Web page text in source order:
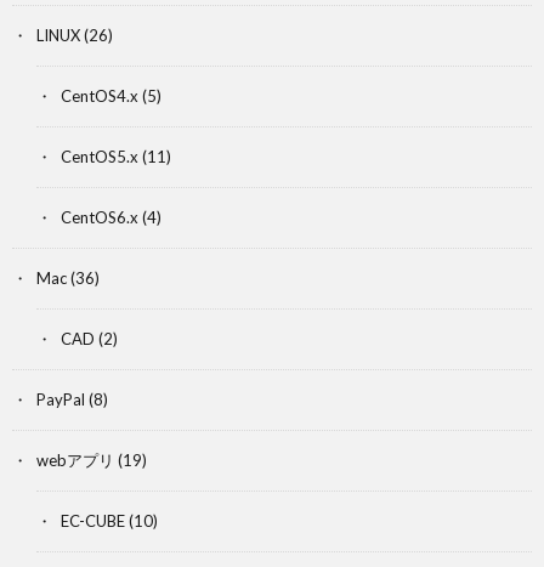
LINUX(26)
CentOS4.x (5)
CentOS5.x (11)
CentOS6.x (4)
Mac(36)
CAD (2)
PayPal (8)
webアプリ (19)
EC-CUBE(10)